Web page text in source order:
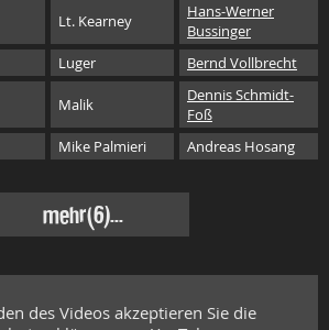
Lt. Kearney
Hans-Werner
Bussinger
Luger Bernd Vollbrecht
Malik
Dennis Schmidt-
Foß
Mike Palmieri Andreas Hosang
mehr(6)...
des Videos akzeptieren Sie die